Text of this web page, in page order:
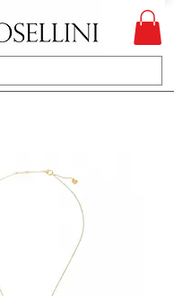
Gioielleria Rosellini
Rosellini online